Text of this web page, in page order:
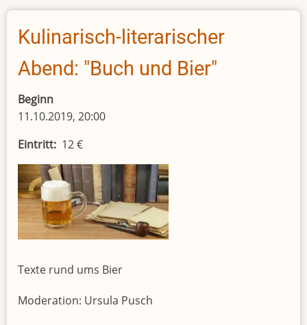
Kulinarisch-literarischer
Abend: "Buch und Bier"
Beginn
11.10.2019, 20:00
Eintritt 12 €
Texte rund ums Bier
Moderation: Ursula Pusch